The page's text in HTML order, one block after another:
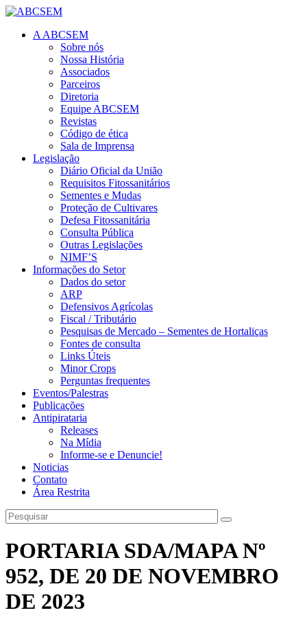
A ABCSEM
Sobre nós
Nossa História
Associados
Parceiros
Diretoria
Equipe ABCSEM
Revistas
Código de ética
Sala de Imprensa
Legislação
Diário Oficial da União
Requisitos Fitossanitários
Sementes e Mudas
Proteção de Cultivares
Defesa Fitossanitária
Consulta Pública
Outras Legislações
NIMF’S
Informações do Setor
Dados do setor
ARP
Defensivos Agrícolas
Fiscal / Tributário
Pesquisas de Mercado – Sementes de Hortaliças
Fontes de consulta
Links Úteis
Minor Crops
Perguntas frequentes
Eventos/Palestras
Publicações
Antipirataria
Releases
Na Mídia
Informe-se e Denuncie!
Noticias
Contato
Área Restrita
PORTARIA SDA/MAPA Nº
952, DE 20 DE NOVEMBRO
DE 2023